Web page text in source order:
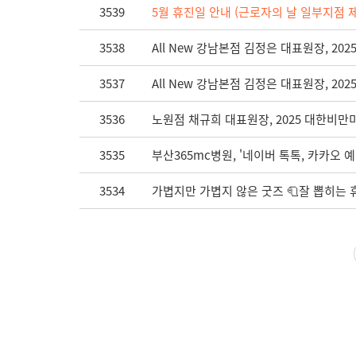
3539 5월 휴진일 안내 (근로자의 날 일부지점
3538 All New 강남본점 김정은 대표원장,
3537 All New 강남본점 김정은 대표원장,
3536 노원점 채규희 대표원장, 2025 대한비
3535 부산365mc병원, '네이버 톡톡, 카카오
3534 가볍지만 가볍지 않은 굿즈 🧻잘 뽑히는